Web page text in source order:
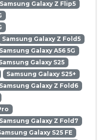
Samsung Galaxy Z Flip5
Samsung Galaxy Z Fold5
Samsung Galaxy A56 5G
Galaxy S25
Samsung Galaxy S25+
Samsung Galaxy Z Fold6
Samsung Galaxy Z Fold7
Galaxy S25 FE